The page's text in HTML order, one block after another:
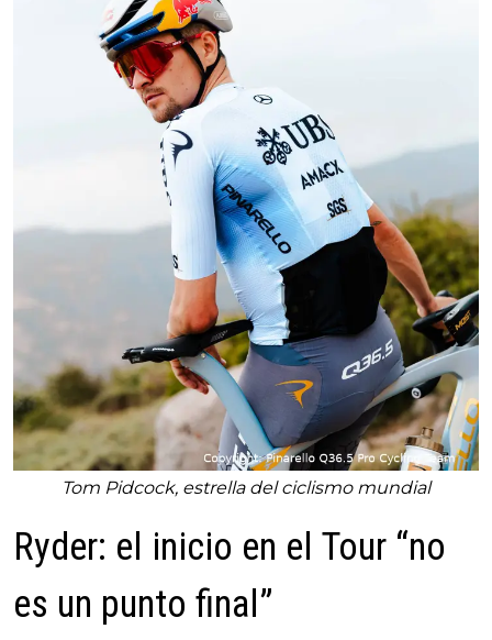
Tom Pidcock, estrella del ciclismo mundial
Ryder: el inicio en el Tour “no
es un punto final”